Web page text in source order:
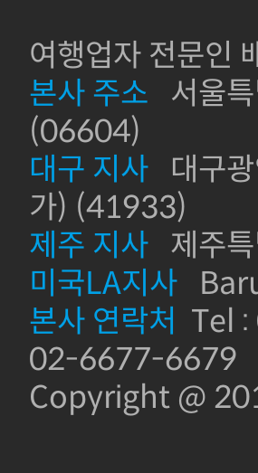
여행업자 전문인
본사 주소 서울
(06604)
대구 지사 대구
가) (41933)
제주 지사 제주
미국LA지사
본사 연락처 Tel
02-6677-6679
Copyright @